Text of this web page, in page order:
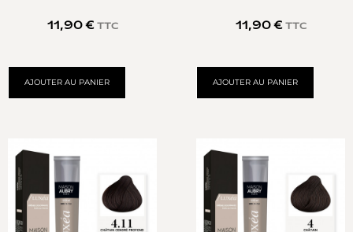
11,90 € TTC
AJOUTER AU PANIER
11,90 € TTC
AJOUTER AU PANIER